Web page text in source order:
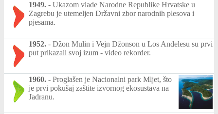
1949. - Ukazom vlade Narodne Republike Hrvatske u
Zagrebu je utemeljen Državni zbor narodnih plesova i
pjesama.
1952. - Džon Mulin i Vejn Džonson u Los Anđelesu su prvi
put prikazali svoj izum - video rekorder.
1960. - Proglašen je Nacionalni park Mljet, što
je prvi pokušaj zaštite izvornog ekosustava na
Jadranu.